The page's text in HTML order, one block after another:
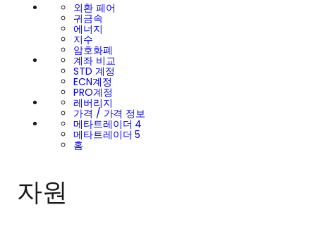
외환 페어
귀금속
에너지
지수
암호화폐
계좌 비교
STD 계정
ECN계정
PRO계정
레버리지
가격 / 가격 정보
메타트레이더 4
메타트레이더 5
홈
자원